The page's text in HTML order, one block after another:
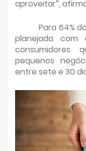
aproveitar”,
Para 64%
planejada com
consumidores
pequenos
entre sete e 30